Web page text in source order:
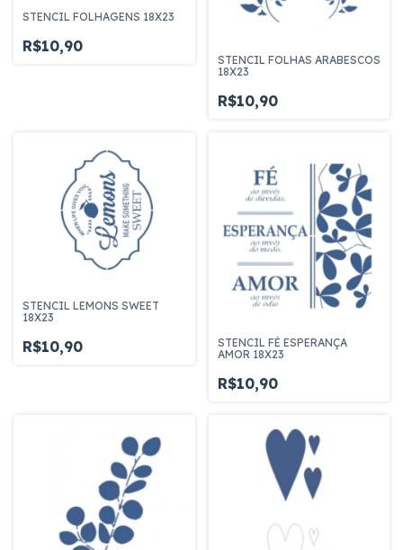
STENCIL FOLHAGENS 18X23
R$10,90
STENCIL FOLHAS ARABESCOS
18X23
R$10,90
STENCIL LEMONS SWEET
18X23
R$10,90
STENCIL FÉ ESPERANÇA
AMOR 18X23
R$10,90